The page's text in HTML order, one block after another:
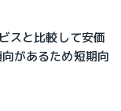
スと比較して安価
があるため短期向